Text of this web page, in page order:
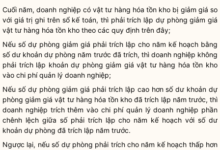
Cuối năm,doanh nghiệp có vật tư hàng hóa tồn kho bị giảm giá so
với giá trị ghi trên sổ kế toán, thì phải trích lập dự phòng giảm giá
vật tư hàng hóa tồn kho theo các quy định trên đây;
Nếu số dự phòng giảm giá phải trích lập cho năm kế hoạch bằng
số dư khoản dự phòng năm trước đã trích, thì doanh nghiệp không
phải trích lập khoản dự phòng giảm giá vật tư hàng hóa tồn kho
vào chi phíquản lý doanh nghiệp;
Nếu số dự phòng giảm giá phải trích lập cao hơn số dư khoản dự
phòng giảm giá vật tư hàng hóa tồn kho đã trích lập năm trước, thì
doanh nghiệp trích thêm vàochi phíquản lýdoanh nghiệp phần
chênh lệch giữa số phải trích lập cho năm kế hoạch với số dư
khoản dự phòng đã trích lập năm trước.
Ngược lại, nếu số dự phòng phải trích cho năm kế hoạch thấp hơn